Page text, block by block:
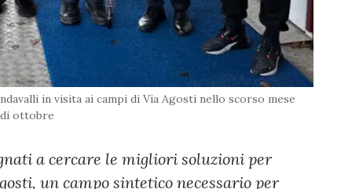
in visita ai campi di Via Agosti nello scorso mese
di ottobre
a cercare le migliori soluzioni per
un campo sintetico necessario per